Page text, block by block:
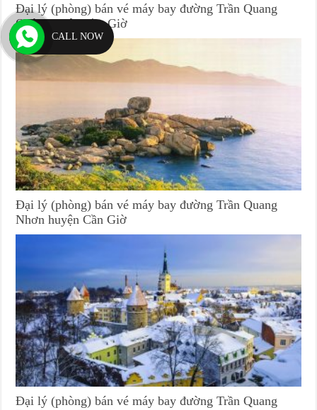
Đại lý (phòng) bán vé máy bay đường Trần Quang
Qườn huyện Cần Giờ
Đại lý (phòng) bán vé máy bay đường Trần Quang
Nhơn huyện Cần Giờ
Đại lý (phòng) bán vé máy bay đường Trần Quang
CALL NOW